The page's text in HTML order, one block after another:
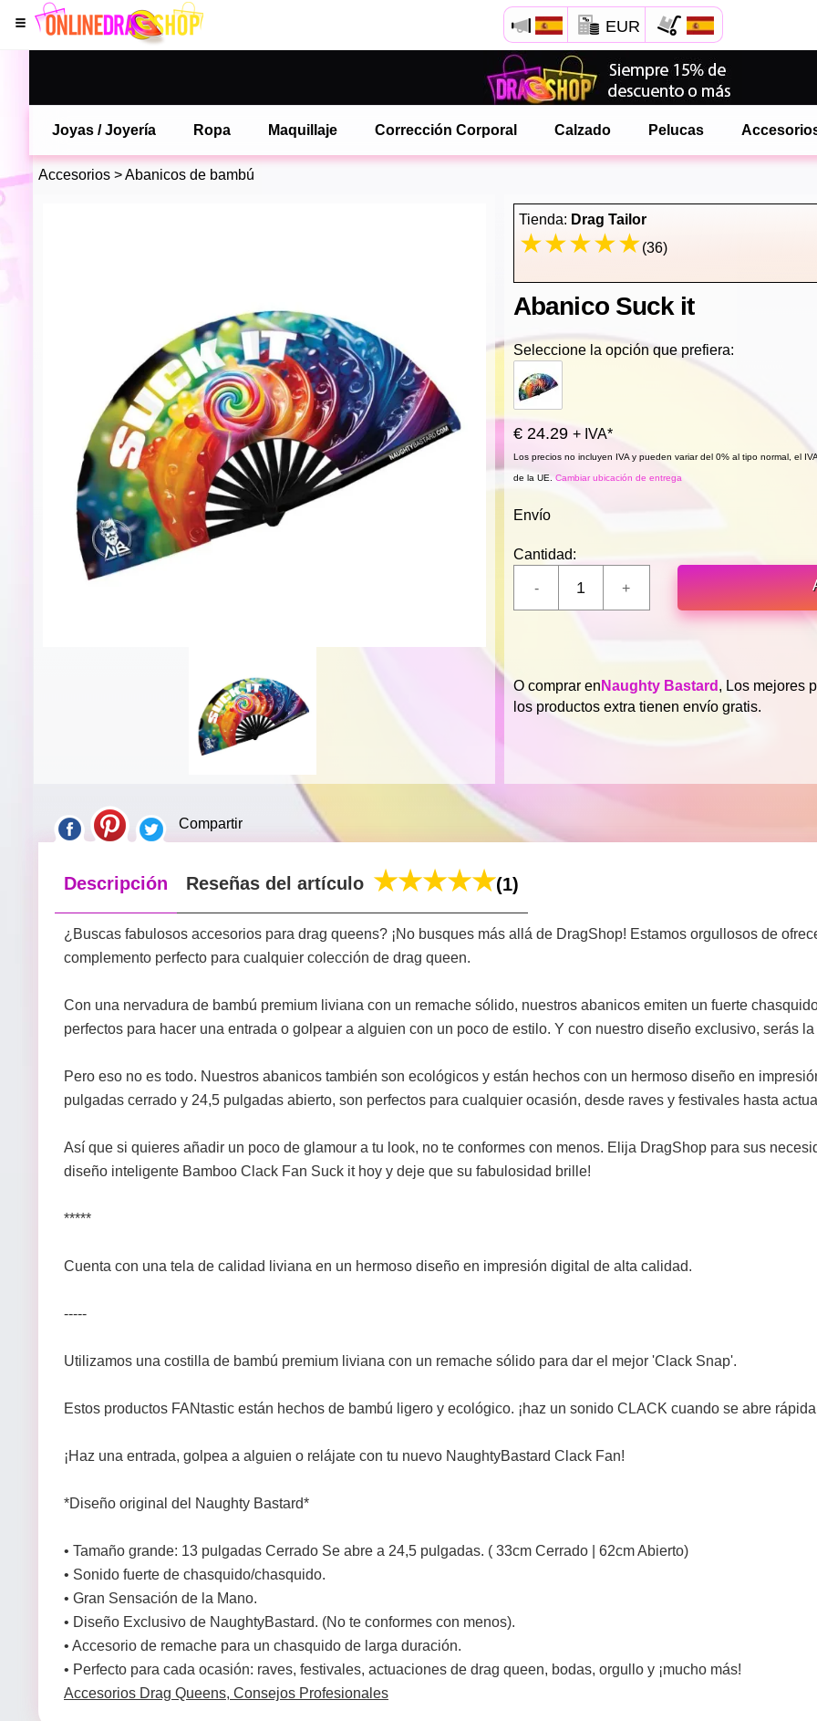
EUR
Joyas / Joyería Ropa Maquillaje Corrección Corporal Calzado Pelucas
Accesorios >Abanicos de bambú
Tienda: Drag Tailor
(36)
Abanico Suck it
Seleccione la opción que prefiera:
€ 24.29 + IVA*
Los precios no incluyen IVA y pueden variar del 0% al tipo normal, el
de la UE. Cambiar ubicación de entrega
Envío
Cantidad:
O comprar en Naughty Bastard , Los mejores
los productos extra tienen envío gratis.
Compartir
Descripción Reseñas del artículo (1)
¿Buscas fabulosos accesorios para drag queens? ¡No busques más allá de DragShop! Estamos orgullosos de
complemento perfecto para cualquier colección de drag queen.
Con una nervadura de bambú premium liviana con un remache sólido, nuestros abanicos emiten un fuerte
perfectos para hacer una entrada o golpear a alguien con un poco de estilo. Y con nuestro diseño exclusivo, serás
Pero eso no es todo. Nuestros abanicos también son ecológicos y están hechos con un hermoso diseño en
pulgadas cerrado y 24,5 pulgadas abierto, son perfectos para cualquier ocasión, desde raves y festivales hasta
Así que si quieres añadir un poco de glamour a tu look, no te conformes con menos. Elija DragShop para sus
diseño inteligente Bamboo Clack Fan Suck it hoy y deje que su fabulosidad brille!
*****
Cuenta con una tela de calidad liviana en un hermoso diseño en impresión digital de alta calidad.
-----
Utilizamos una costilla de bambú premium liviana con un remache sólido para dar el mejor 'Clack Snap'.
Estos productos FANtastic están hechos de bambú ligero y ecológico. ¡haz un sonido CLACK cuando se abre
¡Haz una entrada, golpea a alguien o relájate con tu nuevo NaughtyBastard Clack Fan!
*Diseño original del Naughty Bastard*
• Tamaño grande: 13 pulgadas Cerrado Se abre a 24,5 pulgadas. ( 33cm Cerrado | 62cm Abierto)
• Sonido fuerte de chasquido/chasquido.
• Gran Sensación de la Mano.
• Diseño Exclusivo de NaughtyBastard. (No te conformes con menos).
• Accesorio de remache para un chasquido de larga duración.
• Perfecto para cada ocasión: raves, festivales, actuaciones de drag queen, bodas, orgullo y ¡mucho más!
Accesorios Drag Queens, Consejos Profesionales
Abre tu menú de Safari.
o toque el botón de safari como se muestra a la izquierda
y toca AÑADIR A LA PANTALLA DE INICIO